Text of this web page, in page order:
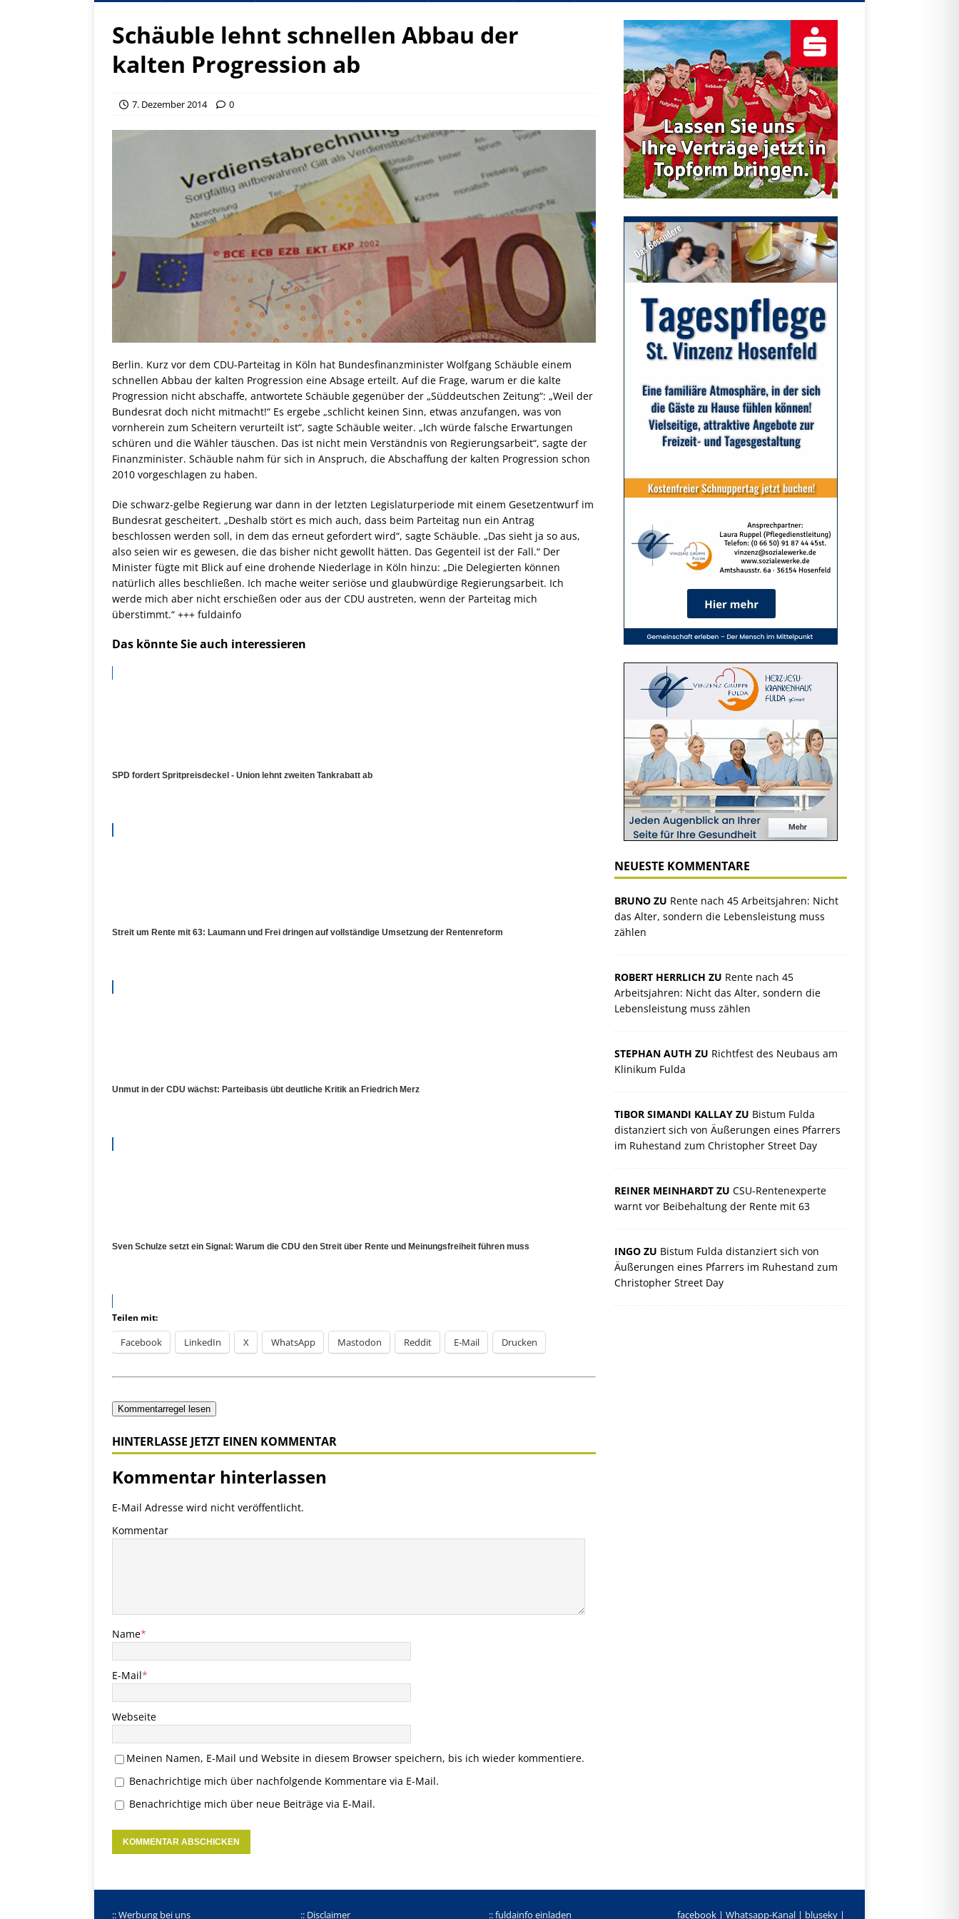
Schäuble lehnt schnellen Abbau der
kalten Progression ab
7. Dezember 2014 0
Berlin. Kurz vor dem CDU-Parteitag in Köln hat Bundesfinanzminister Wolfgang Schäuble einem
schnellen Abbau der kalten Progression eine Absage erteilt. Auf die Frage, warum er die kalte
Progression nicht abschaffe, antwortete Schäuble gegenüber der „Süddeutschen Zeitung“: „Weil der
Bundesrat doch nicht mitmacht!“ Es ergebe „schlicht keinen Sinn, etwas anzufangen, was von
vornherein zum Scheitern verurteilt ist“, sagte Schäuble weiter. „Ich würde falsche Erwartungen
schüren und die Wähler täuschen. Das ist nicht mein Verständnis von Regierungsarbeit“, sagte der
Finanzminister. Schäuble nahm für sich in Anspruch, die Abschaffung der kalten Progression schon
2010 vorgeschlagen zu haben.
Die schwarz-gelbe Regierung war dann in der letzten Legislaturperiode mit einem Gesetzentwurf im
Bundesrat gescheitert. „Deshalb stört es mich auch, dass beim Parteitag nun ein Antrag
beschlossen werden soll, in dem das erneut gefordert wird“, sagte Schäuble. „Das sieht ja so aus,
also seien wir es gewesen, die das bisher nicht gewollt hätten. Das Gegenteil ist der Fall.“ Der
Minister fügte mit Blick auf eine drohende Niederlage in Köln hinzu: „Die Delegierten können
natürlich alles beschließen. Ich mache weiter seriöse und glaubwürdige Regierungsarbeit. Ich
werde mich aber nicht erschießen oder aus der CDU austreten, wenn der Parteitag mich
überstimmt.“ +++ fuldainfo
Das könnte Sie auch interessieren
SPD fordert Spritpreisdeckel - Union lehnt zweiten Tankrabatt ab
Streit um Rente mit 63: Laumann und Frei dringen auf vollständige Umsetzung der Rentenreform
Unmut in der CDU wächst: Parteibasis übt deutliche Kritik an Friedrich Merz
Sven Schulze setzt ein Signal: Warum die CDU den Streit über Rente und Meinungsfreiheit führen muss
Teilen mit:
Facebook LinkedIn X WhatsApp Mastodon Reddit E-Mail Drucken
Kommentarregel lesen
HINTERLASSE JETZT EINEN KOMMENTAR
Kommentar hinterlassen
E-Mail Adresse wird nicht veröffentlicht.
Kommentar
Name*
E-Mail*
Webseite
Meinen Namen, E-Mail und Website in diesem Browser speichern, bis ich wieder kommentiere.
Benachrichtige mich über nachfolgende Kommentare via E-Mail.
Benachrichtige mich über neue Beiträge via E-Mail.
NEUESTE KOMMENTARE
BRUNO ZU Rente nach 45 Arbeitsjahren: Nicht
das Alter, sondern die Lebensleistung muss
zählen
ROBERT HERRLICH ZU Rente nach 45
Arbeitsjahren: Nicht das Alter, sondern die
Lebensleistung muss zählen
STEPHAN AUTH ZU Richtfest des Neubaus am
Klinikum Fulda
TIBOR SIMANDI KALLAY ZU Bistum Fulda
distanziert sich von Äußerungen eines Pfarrers
im Ruhestand zum Christopher Street Day
REINER MEINHARDT ZU CSU-Rentenexperte
warnt vor Beibehaltung der Rente mit 63
INGO ZU Bistum Fulda distanziert sich von
Äußerungen eines Pfarrers im Ruhestand zum
Christopher Street Day
:: Werbung bei uns :: Disclaimer :: fuldainfo einladen facebook | Whatsapp-Kanal| bluseky|